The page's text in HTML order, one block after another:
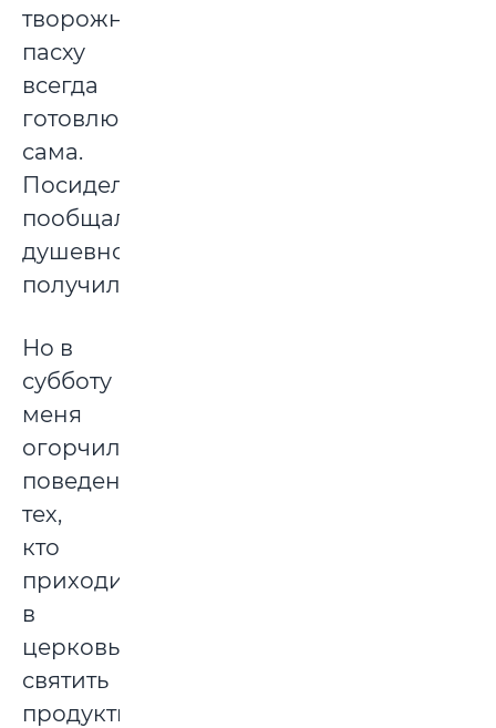
творожную
пасху
всегда
готовлю
сама.
Посидели-
пообщались,
душевно
получилось.
Но в
субботу
меня
огорчило
поведение
тех,
кто
приходил
в
церковь
святить
продукты.